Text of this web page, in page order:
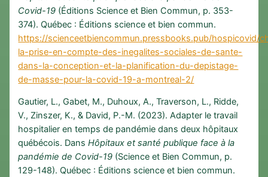
Covid-19 (Éditions Science et Bien Commun, p. 353-
374). Québec : Éditions science et bien commun.
https://scienceetbiencommun.pressbooks.pub/hospicovid/
la-prise-en-compte-des-inegalites-sociales-de-sante-
dans-la-conception-et-la-planification-du-depistage-
de-masse-pour-la-covid-19-a-montreal-2/
Gautier, L., Gabet, M., Duhoux, A., Traverson, L., Ridde,
V., Zinszer, K., & David, P.-M. (2023). Adapter le travail
hospitalier en temps de pandémie dans deux hôpitaux
québécois. DansHôpitaux et santé publique face à la
pandémie de Covid-19 (Science et Bien Commun, p.
129-148). Québec : Éditions science et bien commun.